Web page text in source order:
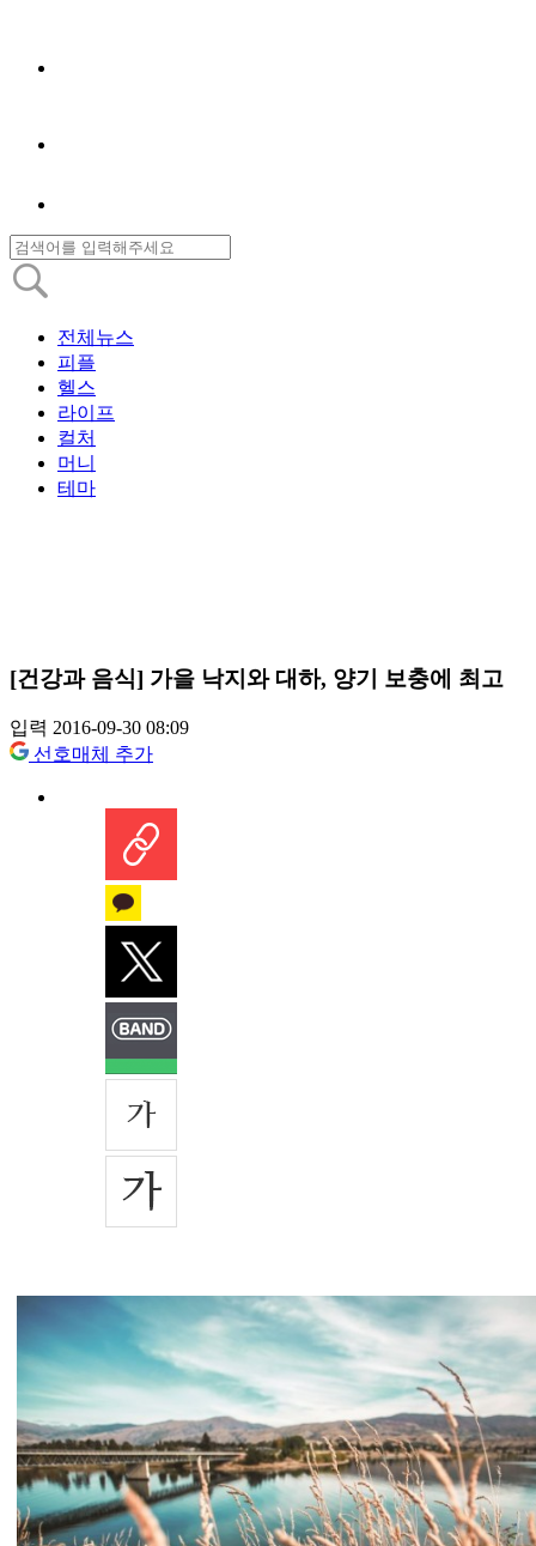
전체뉴스
피플
헬스
라이프
컬처
머니
테마
[건강과 음식] 가을 낙지와 대하, 양기 보충에 최고
입력 2016-09-30 08:09
선호매체 추가